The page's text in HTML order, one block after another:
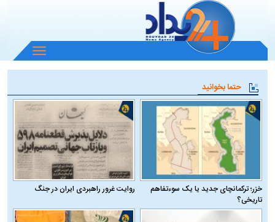
باز
و
منو
حتما بخوانید
خزر؛ ترکمانچای جدید یا یک سوءتفاهم
تاریخی؟
روایت غرور راهبردی ایران در جنگ